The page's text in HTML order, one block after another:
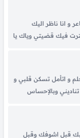
و انا ناظر اليك
فيك قضيتي وياك يا
و اتأمل تسكن قلبي و
وبالإحساس
قبل اشوفك وقبل